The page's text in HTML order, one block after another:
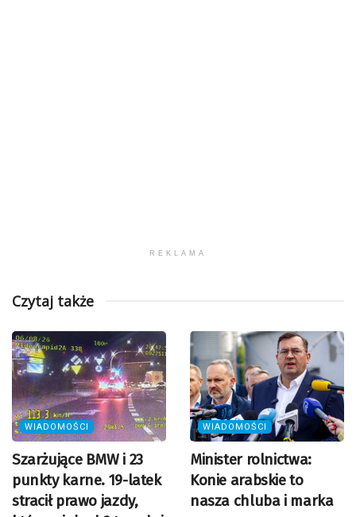
REKLAMA
Czytaj także
WIADOMOŚCI
Szarżujące BMW i 23
punkty karne. 19-latek
stracił prawo jazdy,
WIADOMOŚCI
Minister rolnictwa:
Konie arabskie to
nasza chluba i marka